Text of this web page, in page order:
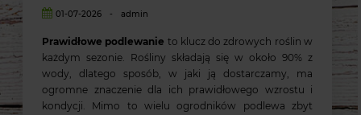
01-07-2026 - admin
Prawidłowe podlewanie to klucz do zdrowych roślin w
każdym sezonie. Rośliny składają się w około 90% z
wody, dlatego sposób, w jaki ją dostarczamy, ma
ogromne znaczenie dla ich prawidłowego wzrostu i
kondycji. Mimo to wielu ogrodników podlewa zbyt